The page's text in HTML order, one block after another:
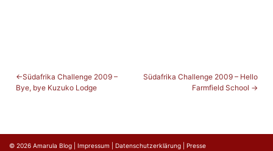
BEITRAGSNAVIGATION
Südafrika Challenge 2009 –
Bye, bye Kuzuko Lodge
Südafrika Challenge 2009 – Hello
Farmfield School
© 2026 Amarula Blog Impressum Datenschutzerklärung Presse